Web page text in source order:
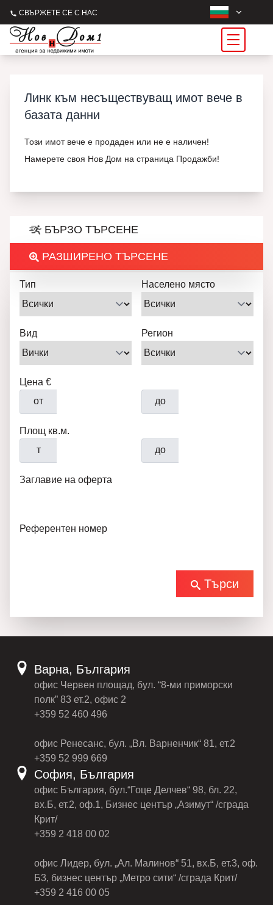
СВЪРЖЕТЕ СЕ С НАС
Линк към несъществуващ имот вече в
базата данни
Този имот вече е продаден или не е наличен!
Намерете своя Нов Дом на страница Продажби!
БЪРЗО ТЪРСЕНЕ
РАЗШИРЕНО ТЪРСЕНЕ
Тип Населено място
Вид Регион
Цена €
от
до
Площ кв.м.
т
до
Заглавие на оферта
Референтен номер
Търси
Варна, България
офис Червен площад, бул. “8-ми приморски
полк” 83 ет.2, офис 2
+359 52 460 496
офис Ренесанс, бул. „Вл. Варненчик“ 81, ет.2
+359 52 999 669
София, България
офис България, бул.“Гоце Делчев“ 98, бл. 22,
вх.Б, ет.2, оф.1, Бизнес център „Азимут“ /сграда
Крит/
+359 2 418 00 02
офис Лидер, бул. „Ал. Малинов“ 51, вх.Б, ет.3, оф.
Б3, бизнес център „Метро сити“ /сграда Крит/
+359 2 416 00 05